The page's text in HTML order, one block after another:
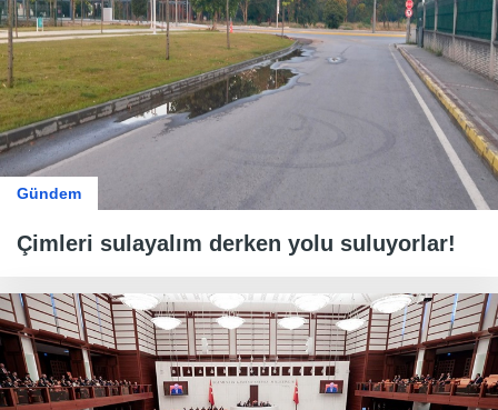
Gündem
Çimleri sulayalım derken yolu suluyorlar!